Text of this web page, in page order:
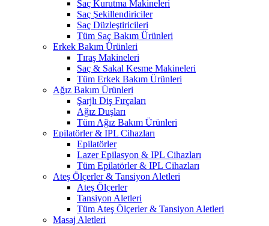
Saç Kurutma Makineleri
Saç Şekillendiriciler
Saç Düzleştiricileri
Tüm Saç Bakım Ürünleri
Erkek Bakım Ürünleri
Tıraş Makineleri
Saç & Sakal Kesme Makineleri
Tüm Erkek Bakım Ürünleri
Ağız Bakım Ürünleri
Şarjlı Diş Fırçaları
Ağız Duşları
Tüm Ağız Bakım Ürünleri
Epilatörler & IPL Cihazları
Epilatörler
Lazer Epilasyon & IPL Cihazları
Tüm Epilatörler & IPL Cihazları
Ateş Ölçerler & Tansiyon Aletleri
Ateş Ölçerler
Tansiyon Aletleri
Tüm Ateş Ölçerler & Tansiyon Aletleri
Masaj Aletleri